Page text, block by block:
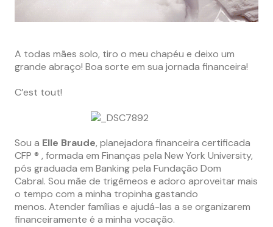
A todas mães solo, tiro o meu chapéu e deixo um
grande abraço! Boa sorte em sua jornada financeira!
C’est tout!
Sou a Elle Braude, planejadora financeira certificada
CFP ® , formada em Finanças pela New York University,
pós graduada em Banking pela Fundação Dom
Cabral. Sou mãe de trigêmeos e adoro aproveitar mais
o tempo com a minha tropinha gastando
menos. Atender famílias e ajudá-las a se organizarem
financeiramente é a minha vocação.